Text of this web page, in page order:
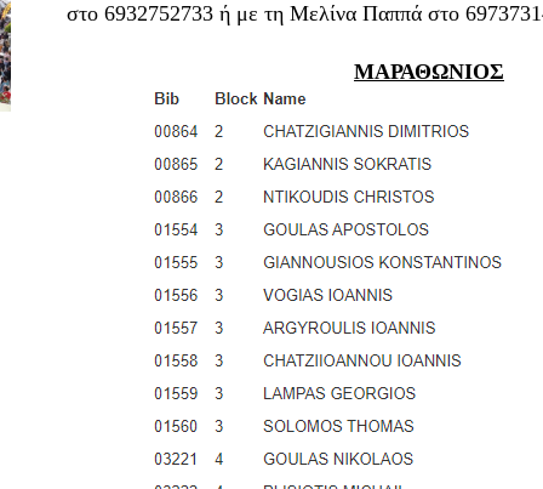
στο 6932752733 ή με τη Μελίνα Παππά στο
ΜΑΡΑΘΩΝΙΟΣ